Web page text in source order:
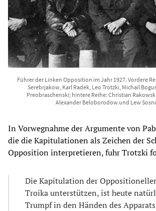
Führer der Linken Opposition im Jahr 1927. Vordere
Serebrjakow, Karl Radek, Leo Trotzki, Michail
Preobraschenski; hintere Reihe: Christian
Alexander Beloborodow und Lew
In Vorwegnahme der Argumente von
die die Kapitulationen als Zeichen der
Opposition interpretieren, fuhr Trotzki
Die Kapitulation der
Troika unterstützen, ist heute
Trumpf in den Händen des